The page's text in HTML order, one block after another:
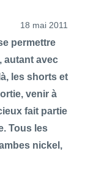
18 mai 2011
permettre
autant avec
les shorts et
venir à
fait partie
Tous les
nickel,